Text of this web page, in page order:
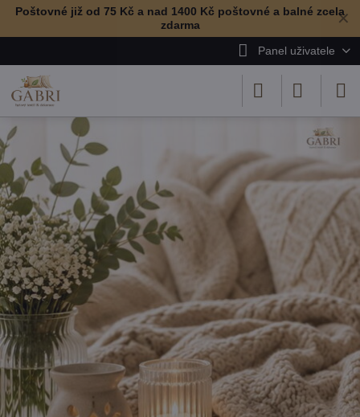
✕
Poštovné již od 75 Kč a nad 1400 Kč poštovné a balné zcela
zdarma
Panel uživatele